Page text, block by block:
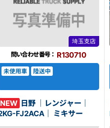
埼玉支店
問い合わせ番号： R130710
未使用車 陸送中
NEW 日野 ｜レンジャー｜
2KG-FJ2ACA｜ ミキサー